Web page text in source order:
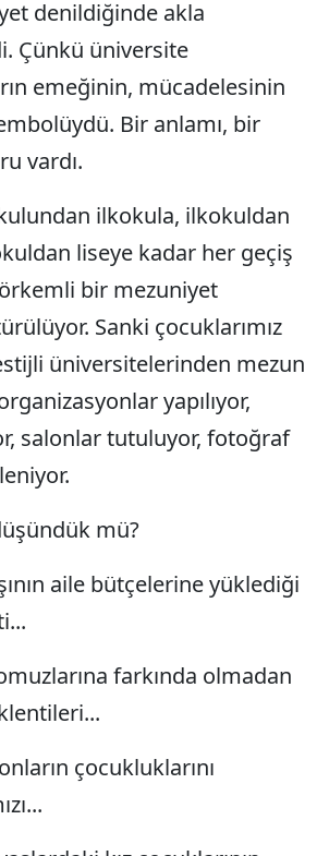
Erzurum
Eskişehir
Gaziantep
Gümüşhane
Hakkari
Isparta
Mersin
İstanbul
Kars
Kastamonu
Kırklareli
Kocaeli
denildiğinde akla
Çünkü üniversite
emeğinin, mücadelesinin
Bir anlamı, bir
vardı.
ilkokula, ilkokuldan
liseye kadar her geçiş
bir mezuniyet
Sanki çocuklarımız
üniversitelerinden mezun
yapılıyor,
salonlar tutuluyor, fotoğraf
mü?
aile bütçelerine yüklediği
farkında olmadan
çocukluklarını